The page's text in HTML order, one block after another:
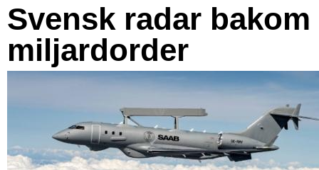
Svensk radar bakom
miljardorder